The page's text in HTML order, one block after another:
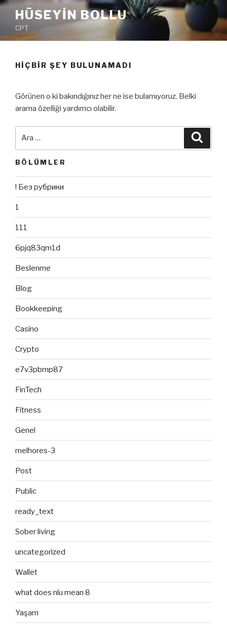
İçeriğe
HÜSEYIN BOLLU
CPT
HIÇBIR ŞEY BULUNAMADI
Görünen o ki bakındığınız her ne ise bulamıyoruz. Belki
arama özelliği yardımcı olabilir.
BÖLÜMLER
! Без рубрики
1
111
6pjq83qm1d
Beslenme
Blog
Bookkeeping
Casino
Crypto
e7v3pbmp87
FinTech
Fitness
Genel
melhores-3
Post
Public
ready_text
Sober living
uncategorized
Wallet
what does nlu mean 8
Yaşam